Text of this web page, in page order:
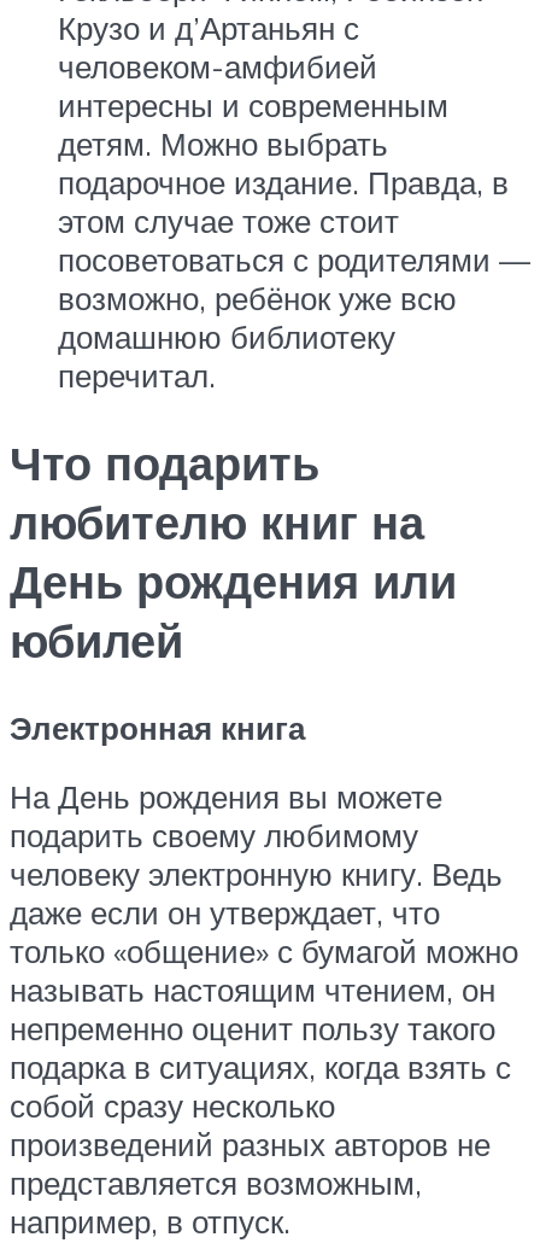
Крузо и д’Артаньян с
человеком-амфибией
интересны и современным
детям. Можно выбрать
подарочное издание. Правда, в
этом случае тоже стоит
посоветоваться с родителями —
возможно, ребёнок уже всю
домашнюю библиотеку
перечитал.
Что подарить
любителю книг на
День рождения или
юбилей
Электронная книга
На День рождения вы можете
подарить своему любимому
человеку электронную книгу. Ведь
даже если он утверждает, что
только «общение» с бумагой можно
называть настоящим чтением, он
непременно оценит пользу такого
подарка в ситуациях, когда взять с
собой сразу несколько
произведений разных авторов не
представляется возможным,
например, в отпуск.